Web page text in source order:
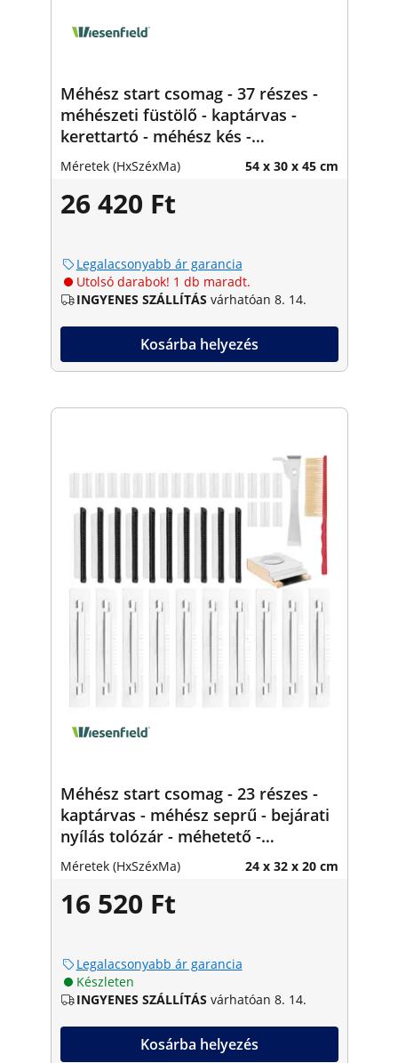
Méhész start csomag - 37 részes -
méhészeti füstölő - kaptárvas -
kerettartó - méhész kés -
rovarcsapda
Méretek (HxSzéxMa) 54 x 30 x 45 cm
26 420 Ft
Legalacsonyabb ár garancia
Utolsó darabok! 1 db maradt.
INGYENES SZÁLLÍTÁS várhatóan 8. 14.
Kosárba helyezés
Méhész start csomag - 23 részes -
kaptárvas - méhész seprű - bejárati
nyílás tolózár - méhetető -
rovarcsapda
Méretek (HxSzéxMa) 24 x 32 x 20 cm
16 520 Ft
Legalacsonyabb ár garancia
Készleten
INGYENES SZÁLLÍTÁS várhatóan 8. 14.
Kosárba helyezés